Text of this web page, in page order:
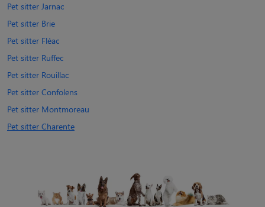
Pet sitter Jarnac
Pet sitter Brie
Pet sitter Fléac
Pet sitter Ruffec
Pet sitter Rouillac
Pet sitter Confolens
Pet sitter Montmoreau
Pet sitter Charente